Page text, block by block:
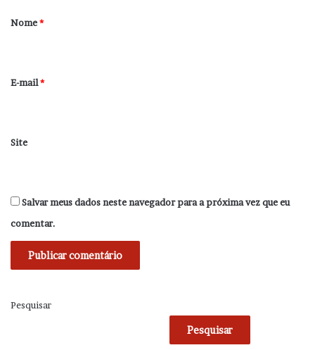
r
*
Nome*
E-mail*
Site
Salvar meus dados neste navegador para a próxima vez que eu
comentar.
Pesquisar
Pesquisar